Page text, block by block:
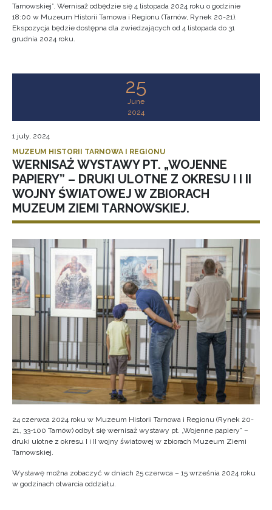
Tarnowskiej”. Wernisaż odbędzie się 4 listopada 2024 roku o godzinie
18:00 w Muzeum Historii Tarnowa i Regionu (Tarnów, Rynek 20-21).
Ekspozycja będzie dostępna dla zwiedzających od 4 listopada do 31
grudnia 2024 roku.
25
June
2024
1 july, 2024
MUZEUM HISTORII TARNOWA I REGIONU
WERNISAŻ WYSTAWY PT. „WOJENNE
PAPIERY” – DRUKI ULOTNE Z OKRESU I I II
WOJNY ŚWIATOWEJ W ZBIORACH
MUZEUM ZIEMI TARNOWSKIEJ.
24 czerwca 2024 roku w Muzeum Historii Tarnowa i Regionu (Rynek 20-
21, 33-100 Tarnów) odbył się wernisaż wystawy pt. „Wojenne papiery” –
druki ulotne z okresu I i II wojny światowej w zbiorach Muzeum Ziemi
Tarnowskiej.
Wystawę można zobaczyć w dniach 25 czerwca – 15 września 2024 roku
w godzinach otwarcia oddziału.